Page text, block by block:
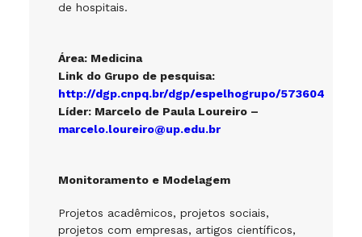
de hospitais.
Área: Medicina
Link do Grupo de pesquisa:
http://dgp.cnpq.br/dgp/espelhogrupo/573604
Líder: Marcelo de Paula Loureiro –
marcelo.loureiro@up.edu.br
Monitoramento e Modelagem
Projetos acadêmicos, projetos sociais,
projetos com empresas, artigos científicos,